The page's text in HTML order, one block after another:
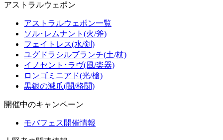
アストラルウェポン
アストラルウェポン一覧
ソル･レムナント(火/斧)
フェイトレス(水/剣)
ユグドラシルブランチ(土/杖)
イノセント･ラヴ(風/楽器)
ロンゴミニアド(光/槍)
黒銀の滅爪(闇/格闘)
開催中のキャンペーン
モバフェス開催情報